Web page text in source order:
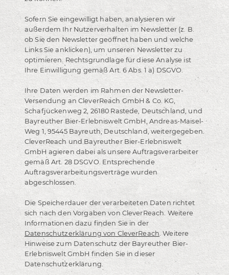
Sofern Sie eingewilligt haben, analysieren wir
außerdem Ihr Nutzerverhalten im Newsletter (z. B.
ob Sie den Newsletter geöffnet haben und welche
Links Sie anklicken), um unseren Newsletter zu
optimieren. Rechtsgrundlage für diese Analyse ist
Ihre Einwilligung gemäß Art. 6 Abs. 1 a) DSGVO.
Ihre Daten werden im Rahmen der Newsletter-
Versendung an CleverReach GmbH & Co. KG,
Schafjückenweg 2, 26180 Rastede, Deutschland, und
Bayreuther Bier-Erlebniswelt GmbH, Andreas-Maisel-
Weg 1, 95445 Bayreuth, Deutschland, weitergegeben.
CleverReach und Bayreuther Bier-Erlebniswelt
GmbH agieren dabei als unsere Auftragsverarbeiter
gemäß Art. 28 DSGVO. Entsprechende
Auftragsverarbeitungsverträge wurden
abgeschlossen.
Die Speicherdauer der verarbeiteten Daten richtet
sich nach den Vorgaben von CleverReach. Weitere
Informationen dazu finden Sie in der
Datenschutzerklärung von CleverReach. Weitere
Hinweise zum Datenschutz der Bayreuther Bier-
Erlebniswelt GmbH finden Sie in dieser
Datenschutzerklärung.